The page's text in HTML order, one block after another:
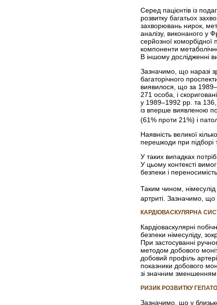
Серед пацієнтів із
розвитку багатьох
захворювань нирок,
аналізу, виконаного у
серйозної коморбідної
компоненти
В іншому дослідженні
Зазначимо, що наразі
багаторічного
виявилося, що за
271 особа, і
у 1989–1992 рр. та
із вперше виявленою
(61% проти 21%) і
Наявність великої
перешкоди при підборі
У таких випадках
У цьому контексті
безпеки і
Таким чином,
артриті. Зазначимо,
КАРДІОВАСКУЛЯРНА
Кардіоваскулярні
безпеки німесуліду,
При застосуванні
методом добового
добовий профіль
показники добового
зі значним
РИЗИК РОЗВИТКУ
Зазначимо, що у